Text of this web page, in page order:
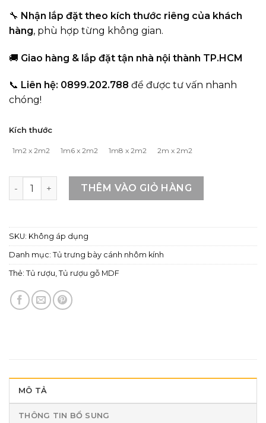
🔧 Nhận lắp đặt theo kích thước riêng của khách
hàng, phù hợp từng không gian.
🚚 Giao hàng & lắp đặt tận nhà nội thành TP.HCM
📞 Liên hệ: 0899.202.788 để được tư vấn nhanh
chóng!
Kích thước
1m2 x 2m2 1m6 x 2m2 1m8 x 2m2 2m x 2m2
Tủ rượu gỗ MDF phong cách hiện đại số lượng
THÊM VÀO GIỎ HÀNG
SKU: Không áp dụng
Danh mục: Tủ trưng bày cánh nhôm kính
Thẻ: Tủ rượu, Tủ rượu gỗ MDF
MÔ TẢ
THÔNG TIN BỔ SUNG